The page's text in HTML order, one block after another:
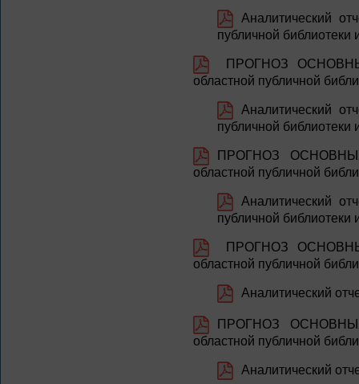
Аналитический
публичной
ПРОГНОЗ
областной публичной
Аналитический
публичной
ПРОГНОЗ ОСНОВНЫХ
областной публичной
Аналитический
публичной
ПРОГНОЗ
областной публичной
Аналитический
ПРОГНОЗ ОСНОВНЫХ
областной публичной
Аналитический